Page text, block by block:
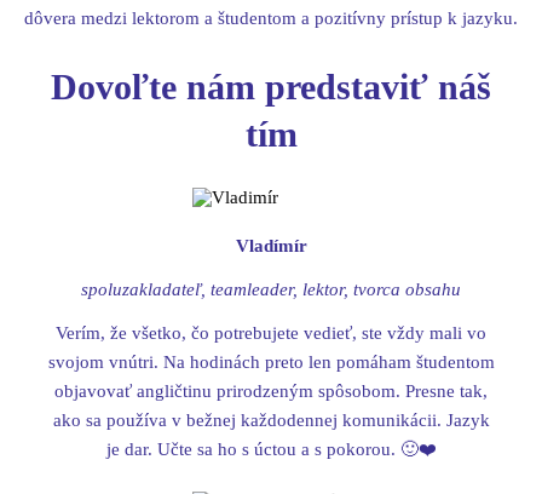
dôvera medzi lektorom a študentom a pozitívny prístup k jazyku.
Dovoľte nám predstaviť náš
tím
Vladímír
spoluzakladateľ, teamleader, lektor, tvorca obsahu
Verím, že všetko, čo potrebujete vedieť, ste vždy mali vo
svojom vnútri. Na hodinách preto len pomáham študentom
objavovať angličtinu prirodzeným spôsobom. Presne tak,
ako sa používa v bežnej každodennej komunikácii. Jazyk
je dar. Učte sa ho s úctou a s pokorou. 🙂❤️